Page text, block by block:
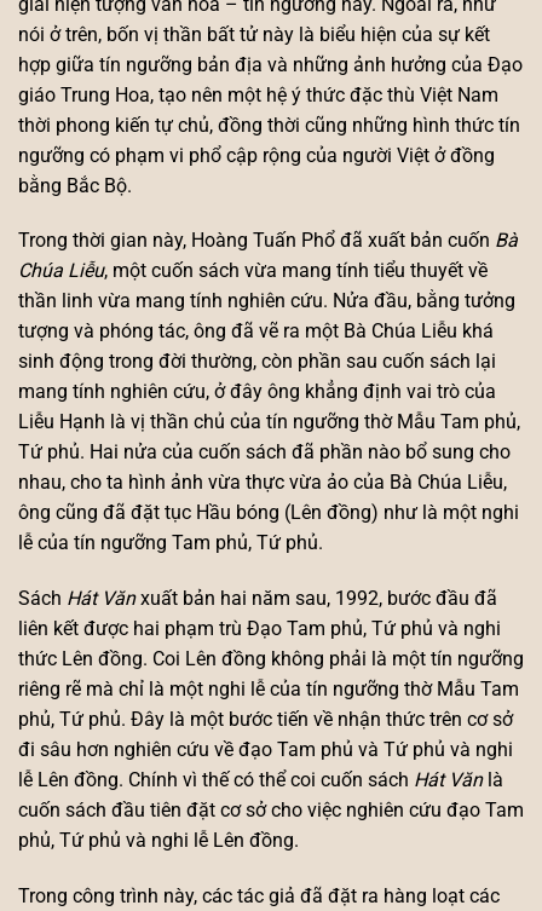
nói ở trên, bốn vị thần bất tử này là biểu hiện của sự kết
hợp giữa tín ngưỡng bản địa và những ảnh hưởng của Đạo
giáo Trung Hoa, tạo nên một hệ ý thức đặc thù Việt Nam
thời phong kiến tự chủ, đồng thời cũng những hình thức tín
ngưỡng có phạm vi phổ cập rộng của người Việt ở đồng
bằng Bắc Bộ.
Trong thời gian này, Hoàng Tuấn Phổ đã xuất bản cuốn Bà
Chúa Liễu, một cuốn sách vừa mang tính tiểu thuyết về
thần linh vừa mang tính nghiên cứu. Nửa đầu, bằng tưởng
tượng và phóng tác, ông đã vẽ ra một Bà Chúa Liễu khá
sinh động trong đời thường, còn phần sau cuốn sách lại
mang tính nghiên cứu, ở đây ông khẳng định vai trò của
Liễu Hạnh là vị thần chủ của tín ngưỡng thờ Mẫu Tam phủ,
Tứ phủ. Hai nửa của cuốn sách đã phần nào bổ sung cho
nhau, cho ta hình ảnh vừa thực vừa ảo của Bà Chúa Liễu,
ông cũng đã đặt tục Hầu bóng (Lên đồng) như là một nghi
lễ của tín ngưỡng Tam phủ, Tứ phủ.
Sách Hát Vănxuất bản hai năm sau, 1992, bước đầu đã
liên kết được hai phạm trù Đạo Tam phủ, Tứ phủ và nghi
thức Lên đồng. Coi Lên đồng không phải là một tín ngưỡng
riêng rẽ mà chỉ là một nghi lễ của tín ngưỡng thờ Mẫu Tam
phủ, Tứ phủ. Đây là một bước tiến về nhận thức trên cơ sở
đi sâu hơn nghiên cứu về đạo Tam phủ và Tứ phủ và nghi
lễ Lên đồng. Chính vì thế có thể coi cuốn sách Hát Vănlà
cuốn sách đầu tiên đặt cơ sở cho việc nghiên cứu đạo Tam
phủ, Tứ phủ và nghi lễ Lên đồng.
Trong công trình này, các tác giả đã đặt ra hàng loạt các